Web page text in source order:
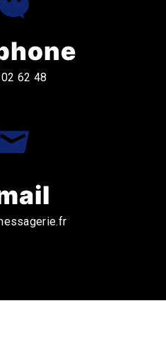
62 48